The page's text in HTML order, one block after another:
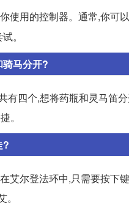
使用的控制器。通常,你可
。
马分开?
有四个,想将药瓶和灵马笛
。
?
艾尔登法环中,只需要按下